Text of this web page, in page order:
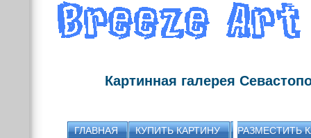
Картинная галерея
ГЛАВНАЯ КУПИТЬ КАРТИНУ
РАЗМЕСТИТЬ